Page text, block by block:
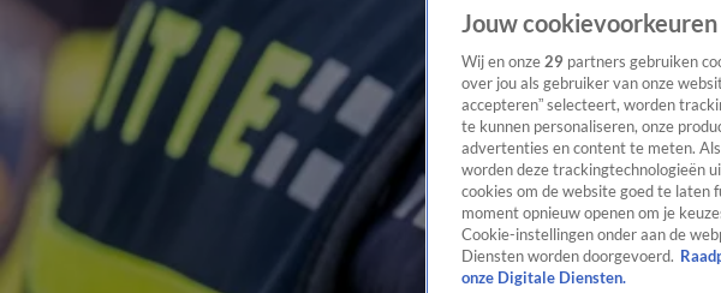
Jouw cookievoorkeuren
Wij en onze 29 partners gebruiken
over jou als gebruiker van onze
accepteren” selecteert, worden
te kunnen personaliseren, onze
advertenties en content te meten.
worden deze trackingtechnologieën
cookies om de website goed te laten
moment opnieuw openen om je
Cookie-instellingen onder aan de
Diensten worden doorgevoerd.
onze Digitale Diensten.